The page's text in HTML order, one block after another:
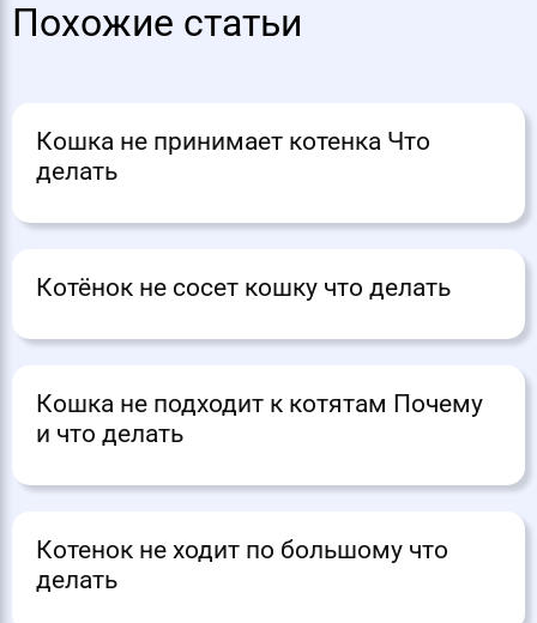
Похожие статьи
Кошка не принимает котенка Что
делать
Котёнок не сосет кошку что делать
Кошка не подходит к котятам Почему
и что делать
Котенок не ходит по большому что
делать